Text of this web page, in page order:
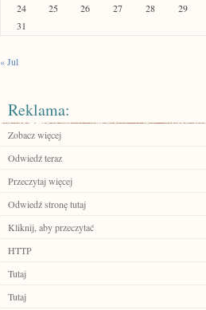
24
25 26 27 28 29
31
« Jul
Reklama:
Zobacz więcej
Odwiedź teraz
Przeczytaj więcej
Odwiedź stronę tutaj
Kliknij, aby przeczytać
HTTP
Tutaj
Tutaj